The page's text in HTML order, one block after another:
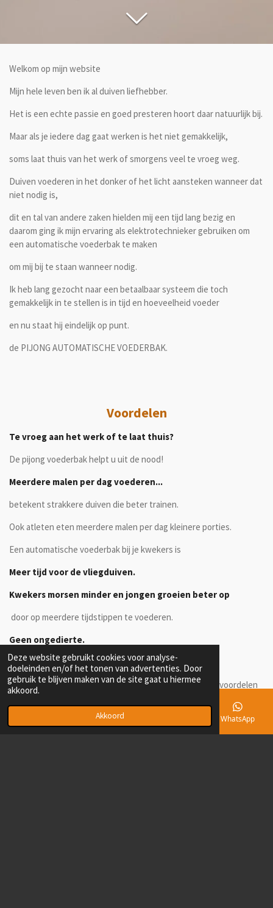
Deze website gebruikt cookies voor analyse-
doeleinden en/of het tonen van advertenties. Door
gebruik te blijven maken van de site gaat u hiermee
akkoord.
Akkoord
Welkom op mijn website
Mijn hele leven ben ik al duiven liefhebber.
Het is een echte passie en goed presteren hoort daar natuurlijk bij.
Maar als je iedere dag gaat werken is het niet gemakkelijk,
soms laat thuis van het werk of smorgens veel te vroeg weg.
Duiven voederen in het donker of het licht aansteken wanneer dat
niet nodig is,
dit en tal van andere zaken hielden mij een tijd lang bezig en
daarom ging ik mijn ervaring als elektrotechnieker gebruiken om
een automatische voederbak te maken
om mij bij te staan wanneer nodig.
Ik heb lang gezocht naar een betaalbaar systeem die toch
gemakkelijk in te stellen is in tijd en hoeveelheid voeder
en nu staat hij eindelijk op punt.
de PIJONG AUTOMATISCHE VOEDERBAK.
Voordelen
Te vroeg aan het werk of te laat thuis?
De pijong voederbak helpt u uit de nood!
Meerdere malen per dag voederen...
betekent strakkere duiven die beter trainen.
Ook atleten eten meerdere malen per dag kleinere porties.
Een automatische voederbak bij je kwekers is
Meer tijd voor de vliegduiven.
Kwekers morsen minder en jongen groeien beter op
door op meerdere tijdstippen te voederen.
Geen ongedierte.
Een dagje voor het gezin?
De Pijong voederbak doet het werk en biedt jou tal van voordelen
Telefoonnummer WhatsApp